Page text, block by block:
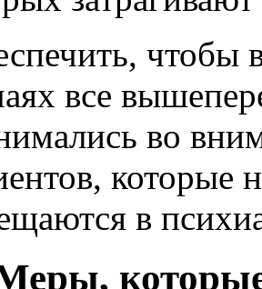
чтобы
все
во
которые
в